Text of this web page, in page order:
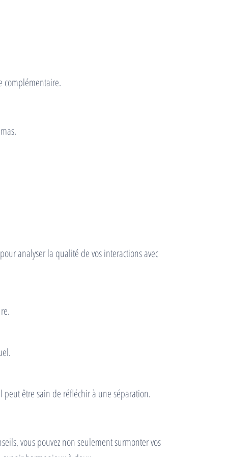
complémentaire.
analyser la qualité de vos interactions avec
être sain de réfléchir à une séparation.
vous pouvez non seulement surmonter vos